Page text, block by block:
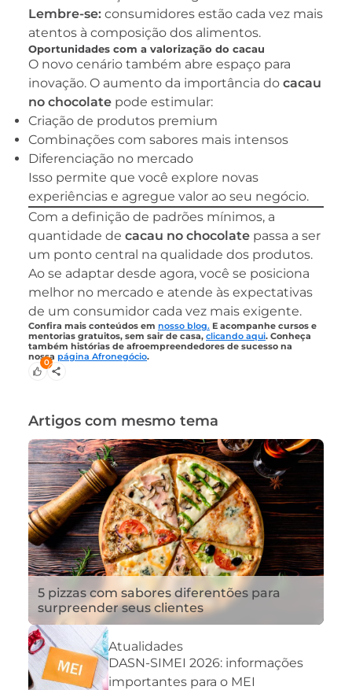
Lembre-se: consumidores estão cada vez mais
atentos à composição dos alimentos.
Oportunidades com a valorização do cacau
O novo cenário também abre espaço para
inovação. O aumento da importância do cacau
no chocolate pode estimular:
Criação de produtos premium
Combinações com sabores mais intensos
Diferenciação no mercado
Isso permite que você explore novas
experiências e agregue valor ao seu negócio.
Com a definição de padrões mínimos, a
quantidade de cacau no chocolate passa a ser
um ponto central na qualidade dos produtos.
Ao se adaptar desde agora, você se posiciona
melhor no mercado e atende às expectativas
de um consumidor cada vez mais exigente.
Confira mais conteúdos em nosso blog. E acompanhe cursos e
mentorias gratuitos, sem sair de casa, clicando aqui. Conheça
também histórias de afroempreendedores de sucesso na
nossa página Afronegócio.
0
Artigos com mesmo tema
5 pizzas com sabores diferentões para
surpreender seus clientes
Atualidades
DASN-SIMEI 2026: informações
importantes para o MEI